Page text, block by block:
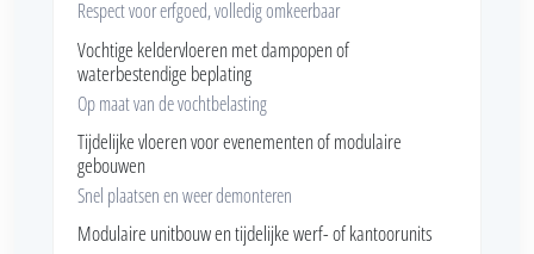
Respect voor erfgoed, volledig omkeerbaar
Vochtige keldervloeren met dampopen of
waterbestendige beplating
Op maat van de vochtbelasting
Tijdelijke vloeren voor evenementen of modulaire
gebouwen
Snel plaatsen en weer demonteren
Modulaire unitbouw en tijdelijke werf- of kantoorunits